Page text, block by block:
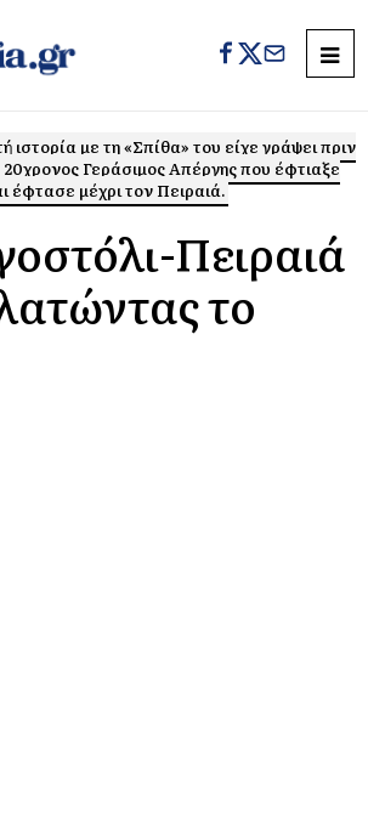
ιστορία με τη «Σπίθα» του είχε γράψει πριν
Γεράσιμος Απέργης που έφτιαξε
έφτασε μέχρι τον Πειραιά.
Πειραιά
το